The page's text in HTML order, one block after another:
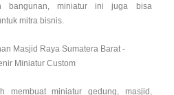
bangunan, miniatur ini juga bisa
mitra bisnis.
membuat miniatur gedung, masjid,